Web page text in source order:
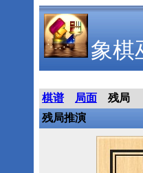
象棋
棋谱 局面
残局
残局推演